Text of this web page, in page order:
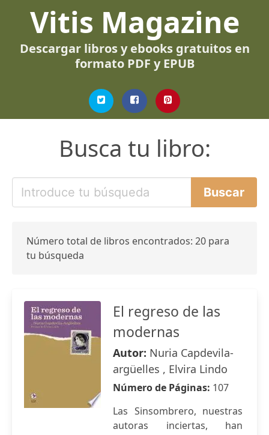
Vitis Magazine
Descargar libros y ebooks gratuitos en
formato PDF y EPUB
Busca tu libro:
Número total de libros encontrados: 20 para
tu búsqueda
El regreso de las
modernas
Autor: Nuria Capdevila-
argüelles , Elvira Lindo
Número de Páginas: 107
Las Sinsombrero, nuestras
autoras inciertas, han